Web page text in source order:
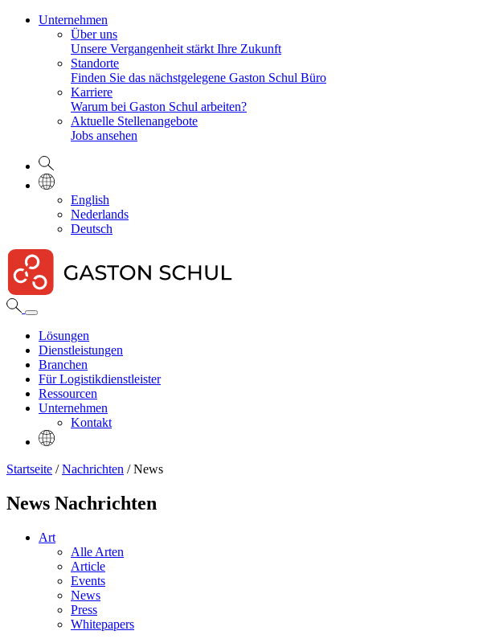
Unternehmen
Über uns
Unsere Vergangenheit stärkt Ihre Zukunft
Standorte
Finden Sie das nächstgelegene Gaston Schul Büro
Karriere
Warum bei Gaston Schul arbeiten?
Aktuelle Stellenangebote
Jobs ansehen
English
Nederlands
Deutsch
Lösungen
Dienstleistungen
Branchen
Für Logistikdienstleister
Ressourcen
Unternehmen
Kontakt
Startseite /Nachrichten / News
News Nachrichten
Art
Alle Arten
Article
Events
News
Press
Whitepapers